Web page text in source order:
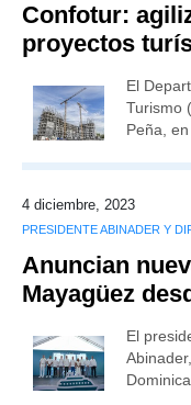
Confotur:
proyectos
El
Turismo
Peña,
4 diciembre, 2023
PRESIDENTE ABINADER Y
Anuncian
Mayagüez
El